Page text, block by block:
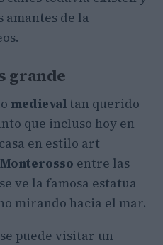
amantes de la
grande
medieval tan querido
que incluso hoy en
en estilo art
entre las
ve la famosa estatua
mirando hacia el mar.
puede visitar un